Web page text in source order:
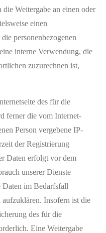
Weitergabe an einen oder
einen
personenbezogenen
interne Verwendung, die
zuzurechnen ist,
des für die
ferner die vom Internet-
Person vergebene IP-
der Registrierung
Daten erfolgt vor dem
unserer Dienste
Daten im Bedarfsfall
aufzuklären. Insofern ist die
des für die
Eine Weitergabe